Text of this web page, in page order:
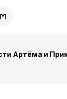
Артёма и